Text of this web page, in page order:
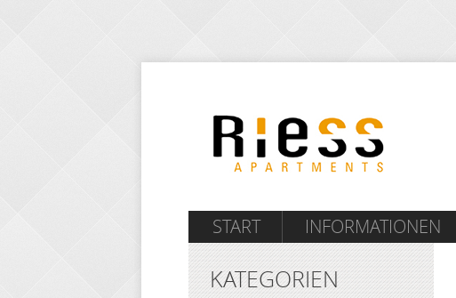
START INFORMATIONEN
KATEGORIEN